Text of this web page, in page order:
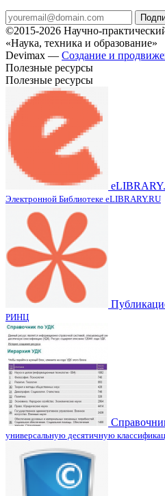
©2015-2026 Научно-
«Наука, техника и образование»
Devimax — Создание и
Полезные ресурсы
Полезные ресурсы
Электронной Библиотеке eLIBRARY.RU
РИНЦ
универсальную десятичную